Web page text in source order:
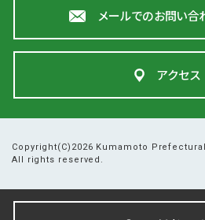
メールでのお問い合
アクセス
Copyright(C)2026 Kumamoto
All rights reserved.